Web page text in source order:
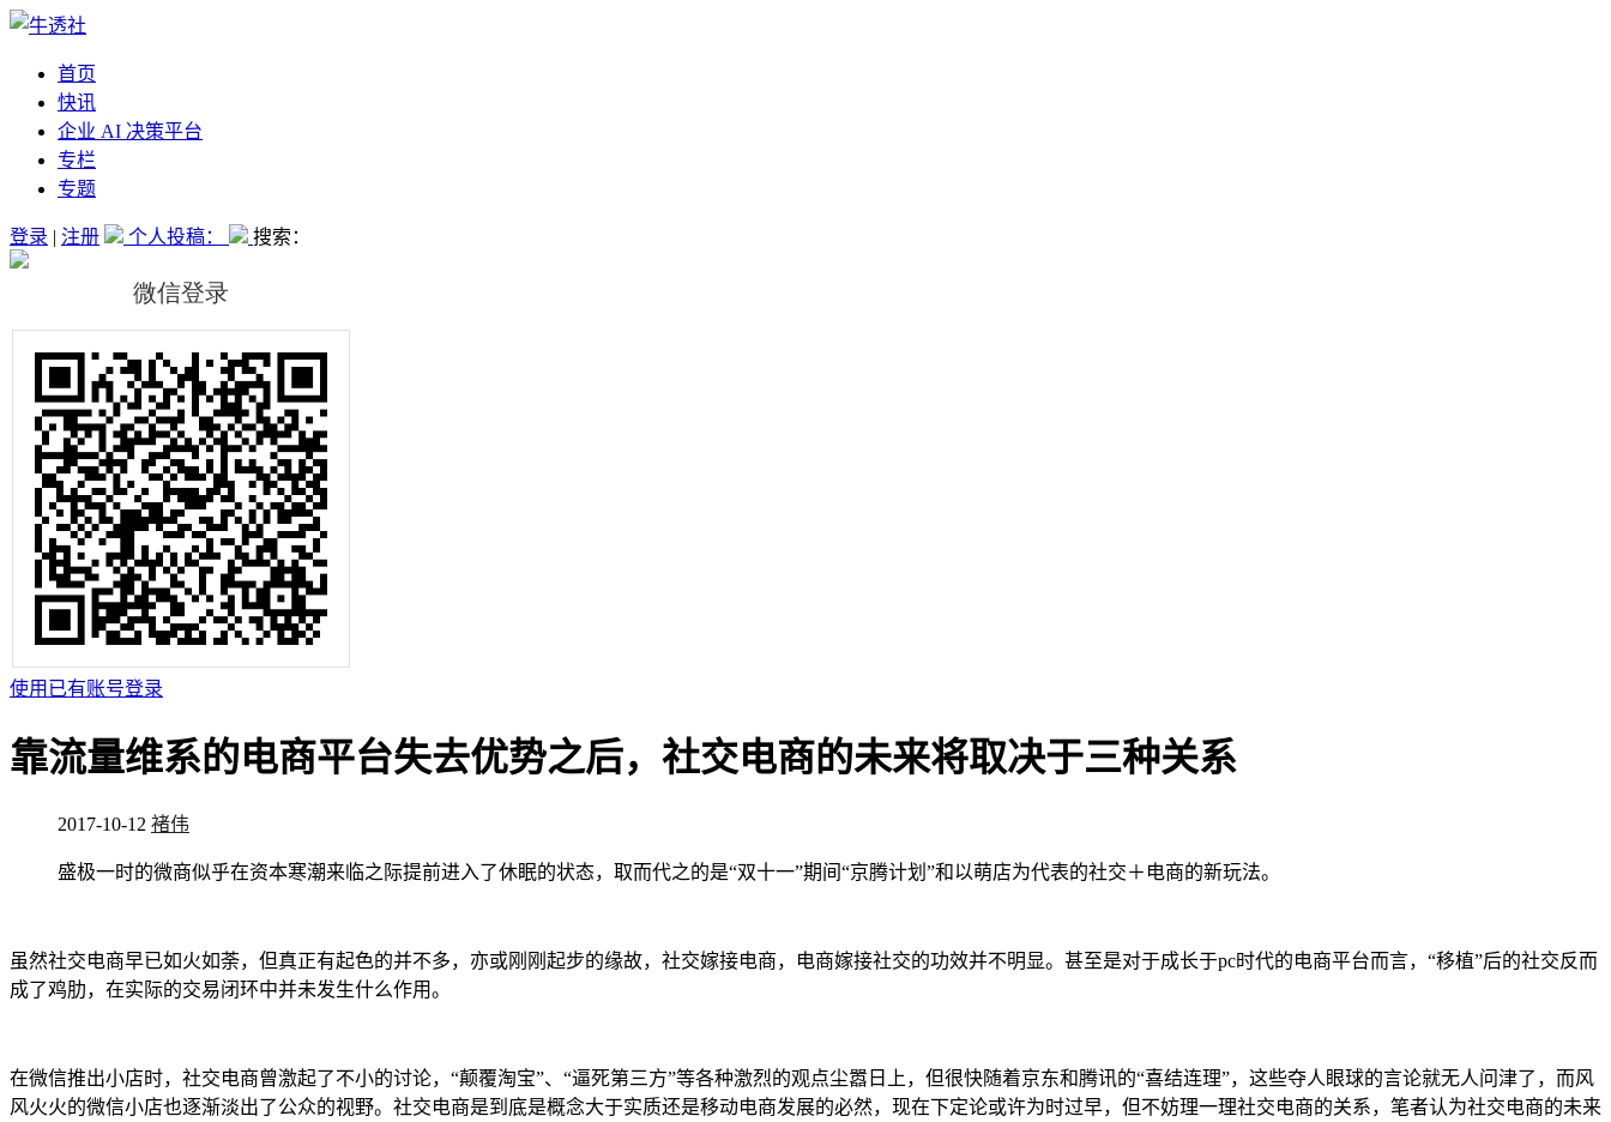
首页
快讯
企业 AI 决策平台
专栏
专题
登录 | 注册 个人投稿： 搜索：
使用已有账号登录
靠流量维系的电商平台失去优势之后，社交电商的未来将取决于三种关系
2017-10-12 褚伟
盛极一时的微商似乎在资本寒潮来临之际提前进入了休眠的状态，取而代之的是“双十一”期间“京腾计划”和以萌店为代表的社交＋电商的新玩法。
虽然社交电商早已如火如荼，但真正有起色的并不多，亦或刚刚起步的缘故，社交嫁接电商，电商嫁接社交的功效并不明显。甚至是对于成长于pc时代的电商平台而言，“移植”后的社交反而
成了鸡肋，在实际的交易闭环中并未发生什么作用。
在微信推出小店时，社交电商曾激起了不小的讨论，“颠覆淘宝”、“逼死第三方”等各种激烈的观点尘嚣日上，但很快随着京东和腾讯的“喜结连理”，这些夺人眼球的言论就无人问津了，而风
风火火的微信小店也逐渐淡出了公众的视野。社交电商是到底是概念大于实质还是移动电商发展的必然，现在下定论或许为时过早，但不妨理一理社交电商的关系，笔者认为社交电商的未来